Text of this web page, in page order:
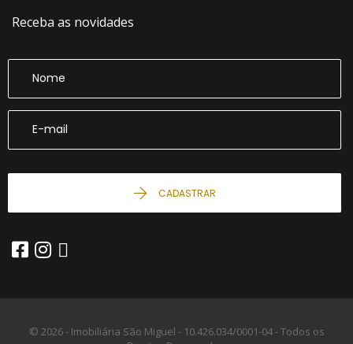
Receba as novidades
CADASTRAR
© 2026 - Imobiliária São Miguel - 10.426.034/0001-04 -Todos os